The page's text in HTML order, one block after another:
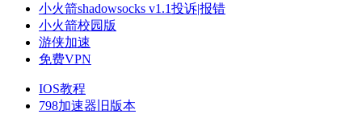
小火箭shadowsocks v1.1投诉|报错
小火箭校园版
游侠加速
免费VPN
IOS教程
798加速器旧版本